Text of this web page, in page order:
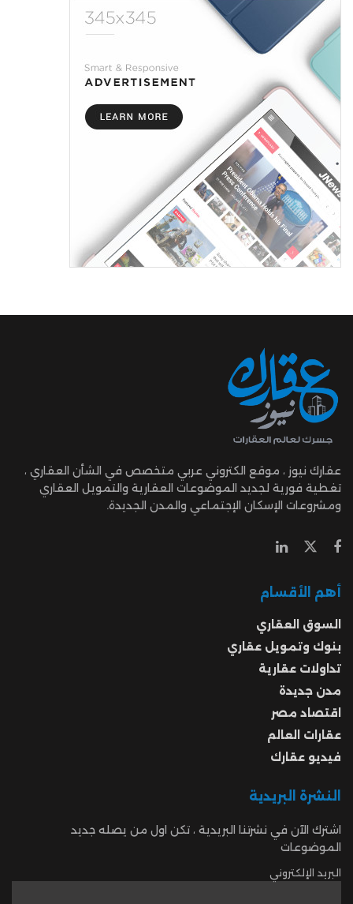
عقارك نيوز ، موقع الكتروني عربي متخصص في الشأن العقاري ،
تغطية فورية لجديد الموضوعات العقارية والتمويل العقاري
ومشروعات الإسكان الإجتماعي والمدن الجديدة.
أهم الأقسام
السوق العقاري
بنوك وتمويل عقاري
تداولات عقارية
مدن جديدة
اقتصاد مصر
عقارات العالم
فيديو عقارك
النشرة البريدية
اشترك الآن في نشرتنا البريدية ، تكن اول من يصله جديد
الموضوعات
البريد الإلكتروني